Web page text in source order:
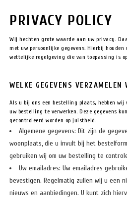
PRIVACY POLICY
Wij hechten grote waarde aan uw privacy.
met uw persoonlijke gegevens. Hierbij
wettelijke regelgeving die van toepassing is
WELKE GEGEVENS VERZAMELEN
Als u bij ons een bestelling plaats, hebben wij
uw bestelling te verwerken. Deze gegevens
gecontroleerd worden op juistheid.
Algemene gegevens: Dit zijn de
woonplaats, die u invult bij het
gebruiken wij om uw bestelling te
Uw emailadres: Uw emailadres
bevestigen. Regelmatig zullen wij u een
nieuws en aanbiedingen. U kunt zich